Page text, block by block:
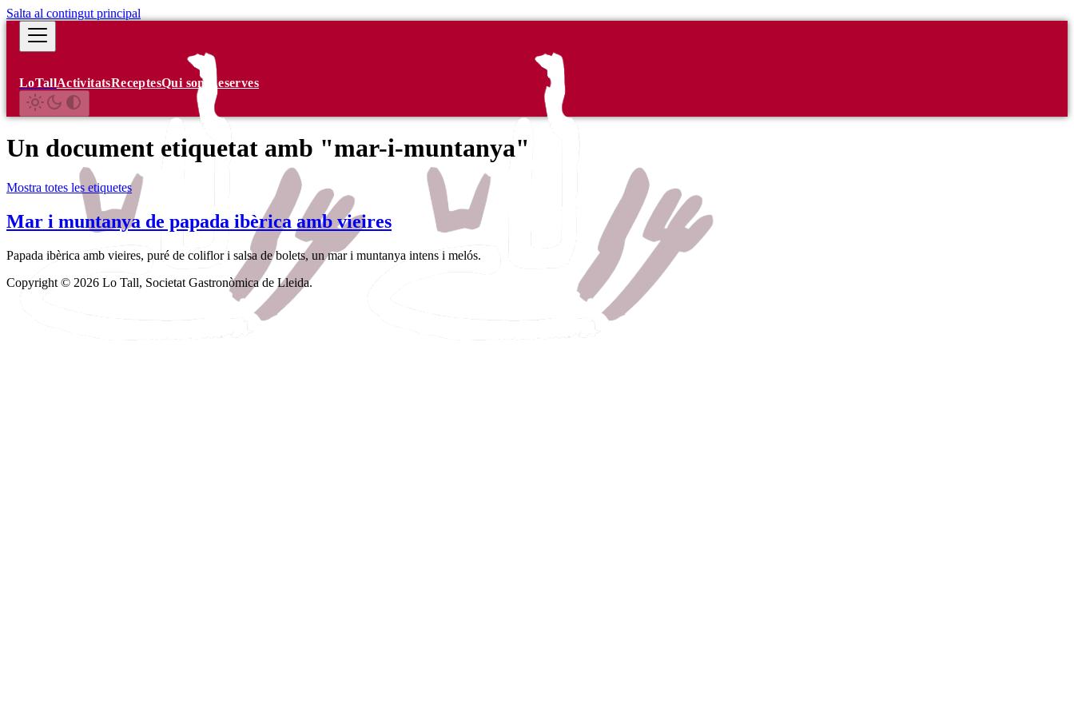
Salta al contingut principal
LoTallActivitatsReceptesQui som Reserves
Un document etiquetat amb "mar-i-muntanya"
Mostra totes les etiquetes
Mar i muntanya de papada ibèrica amb vieires
Papada ibèrica amb vieires, puré de coliflor i salsa de bolets, un mar i muntanya intens i melós.
Copyright © 2026 Lo Tall, Societat Gastronòmica de Lleida.